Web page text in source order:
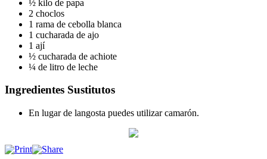
½ kilo de papa
2 choclos
1 rama de cebolla blanca
1 cucharada de ajo
1 ají
½ cucharada de achiote
¼ de litro de leche
Ingredientes Sustitutos
En lugar de langosta puedes utilizar camarón.